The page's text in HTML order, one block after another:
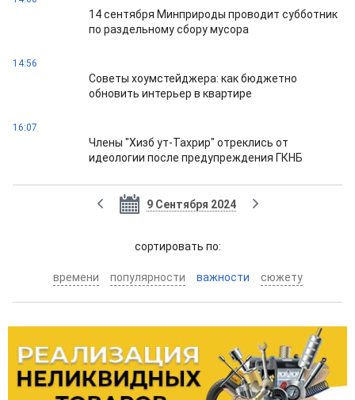
14 сентября Минприроды проводит субботник
по раздельному сбору мусора
14:56
Cоветы хоумстейджера: как бюджетно
обновить интерьер в квартире
16:07
Члены "Хизб ут-Тахрир" отреклись от
идеологии после предупреждения ГКНБ
9 Сентября 2024
cортировать по:
времени популярности важности сюжету